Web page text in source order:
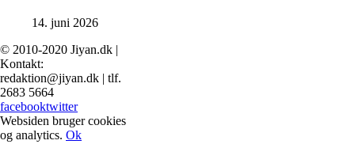
14. juni 2026
© 2010-2020 Jiyan.dk |
Kontakt:
redaktion@jiyan.dk | tlf.
2683 5664
facebooktwitter
Websiden bruger cookies
og analytics. Ok